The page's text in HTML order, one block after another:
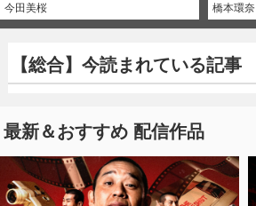
今田美桜 橋本環奈
【総合】今読まれている記事
最新＆おすすめ 配信作品